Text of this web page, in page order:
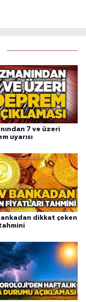
7 ve üzeri
uyarısı
dikkat çeken